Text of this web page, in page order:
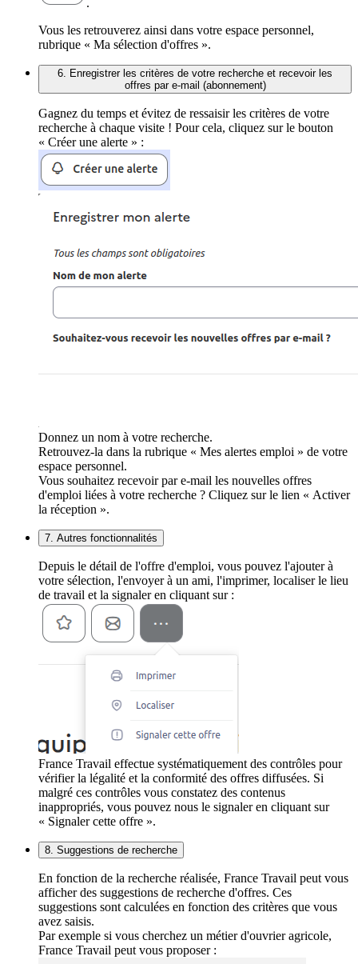
.
Vous les retrouverez ainsi dans votre espace personnel,
rubrique « Ma sélection d'offres ».
6. Enregistrer les critères de votre recherche et recevoir les
offres par e-mail (abonnement)
Gagnez du temps et évitez de ressaisir les critères de votre
recherche à chaque visite ! Pour cela, cliquez sur le bouton
« Créer une alerte » :
Donnez un nom à votre recherche.
Retrouvez-la dans la rubrique « Mes alertes emploi » de votre
espace personnel.
Vous souhaitez recevoir par e-mail les nouvelles offres
d'emploi liées à votre recherche ? Cliquez sur le lien « Activer
la réception ».
7. Autres fonctionnalités
Depuis le détail de l'offre d'emploi, vous pouvez l'ajouter à
votre sélection, l'envoyer à un ami, l'imprimer, localiser le lieu
de travail et la signaler en cliquant sur :
France Travail effectue systématiquement des contrôles pour
vérifier la légalité et la conformité des offres diffusées. Si
malgré ces contrôles vous constatez des contenus
inappropriés, vous pouvez nous le signaler en cliquant sur
« Signaler cette offre ».
8. Suggestions de recherche
En fonction de la recherche réalisée, France Travail peut vous
afficher des suggestions de recherche d'offres. Ces
suggestions sont calculées en fonction des critères que vous
avez saisis.
Par exemple si vous cherchez un métier d'ouvrier agricole,
France Travail peut vous proposer :